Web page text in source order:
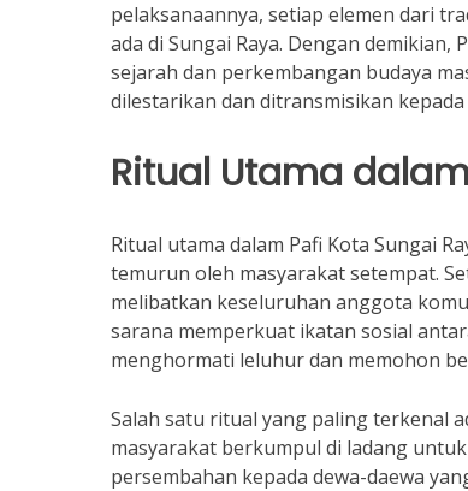
pelaksanaannya, setiap elemen dari
ada di Sungai Raya. Dengan
sejarah dan perkembangan budaya
dilestarikan dan ditransmisikan
Ritual Utama
Ritual utama dalam Pafi Kota Sungai
temurun oleh masyarakat setempat.
melibatkan keseluruhan anggota
sarana memperkuat ikatan sosial
menghormati leluhur dan memohon
Salah satu ritual yang paling terkenal
masyarakat berkumpul di ladang
persembahan kepada dewa-daewa